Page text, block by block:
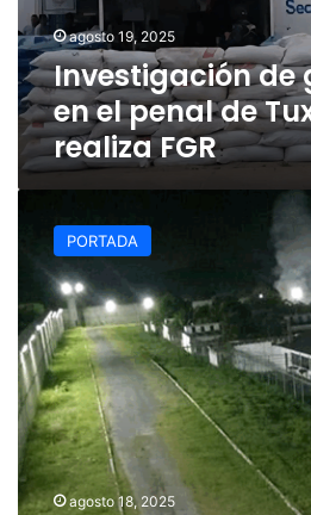
Tuxpan
la
realiza
FGR
agosto 19, 2025
Investigación de
en el penal de
realiza FGR
espera
comunicado
de
SSP
sobre
granadas
en
penal
de
Tuxpan
PORTADA
agosto 18, 2025